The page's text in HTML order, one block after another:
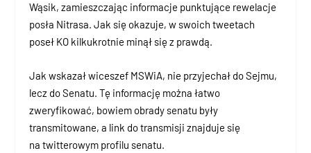
Wąsik, zamieszczając informacje punktujące rewelacje
posła Nitrasa. Jak się okazuje, w swoich tweetach
poseł KO kilkukrotnie minął się z prawdą.
Jak wskazał wiceszef MSWiA, nie przyjechał do Sejmu,
lecz do Senatu. Tę informację można łatwo
zweryfikować, bowiem obrady senatu były
transmitowane, a link do transmisji znajduje się
na twitterowym profilu senatu.